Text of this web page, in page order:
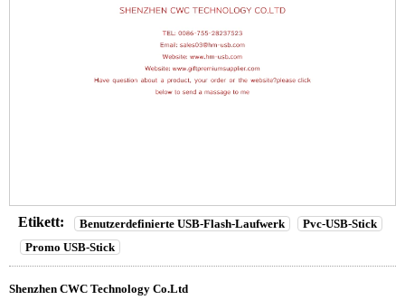
Etikett: Benutzerdefinierte USB-Flash-Laufwerk
Pvc-USB-Stick
Promo USB-Stick
Shenzhen CWC Technology Co.Ltd